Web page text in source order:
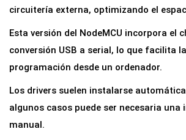
F
C
H
3
circuitería externa, optimizando el
Esta versión del NodeMCU incorpora el
conversión USB a serial, lo que facilita
programación desde un ordenador.
Los drivers suelen instalarse
algunos casos puede ser necesaria una
manual.